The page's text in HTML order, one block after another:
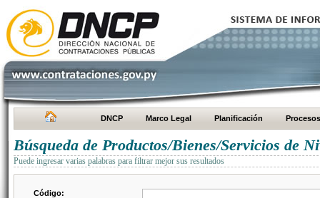
DNCP Marco Legal Planificación Procesos
Búsqueda de Productos/Bienes/Servicios de
Puede ingresar varias palabras para filtrar mejor sus resultados
Código: